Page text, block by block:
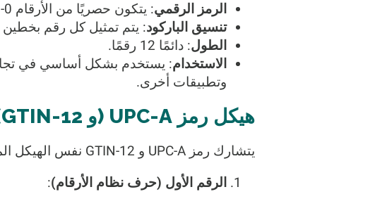
الرمز الرقمي: يتكون حصريًا من الأرقام 0-9.
تنسيق الباركود: يتم تمثيل كل رقم بخطين
الطول: دائمًا 12 رقمًا.
الاستخدام: يستخدم بشكل أساسي في تجارة
وتطبيقات أخرى.
هيكل رمز UPC-A (و GTIN-12)
يتشارك رمز UPC-A و GTIN-12 نفس الهيكل المكون من 12 رقمًا، والذي يتألف من المكونات التالية:
الرقم الأول (حرف نظام الأرقام):